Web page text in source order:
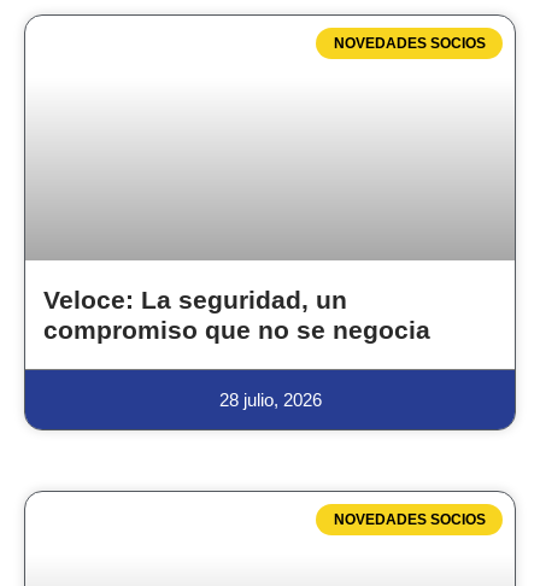
NOVEDADES SOCIOS
Veloce: La seguridad, un
compromiso que no se negocia
28 julio, 2026
NOVEDADES SOCIOS